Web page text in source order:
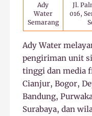
Ady
Water
Semarang
Jl.
016,
Ady Water
pengiriman unit
tinggi dan media
Cianjur, Bogor,
Bandung,
Surabaya, dan